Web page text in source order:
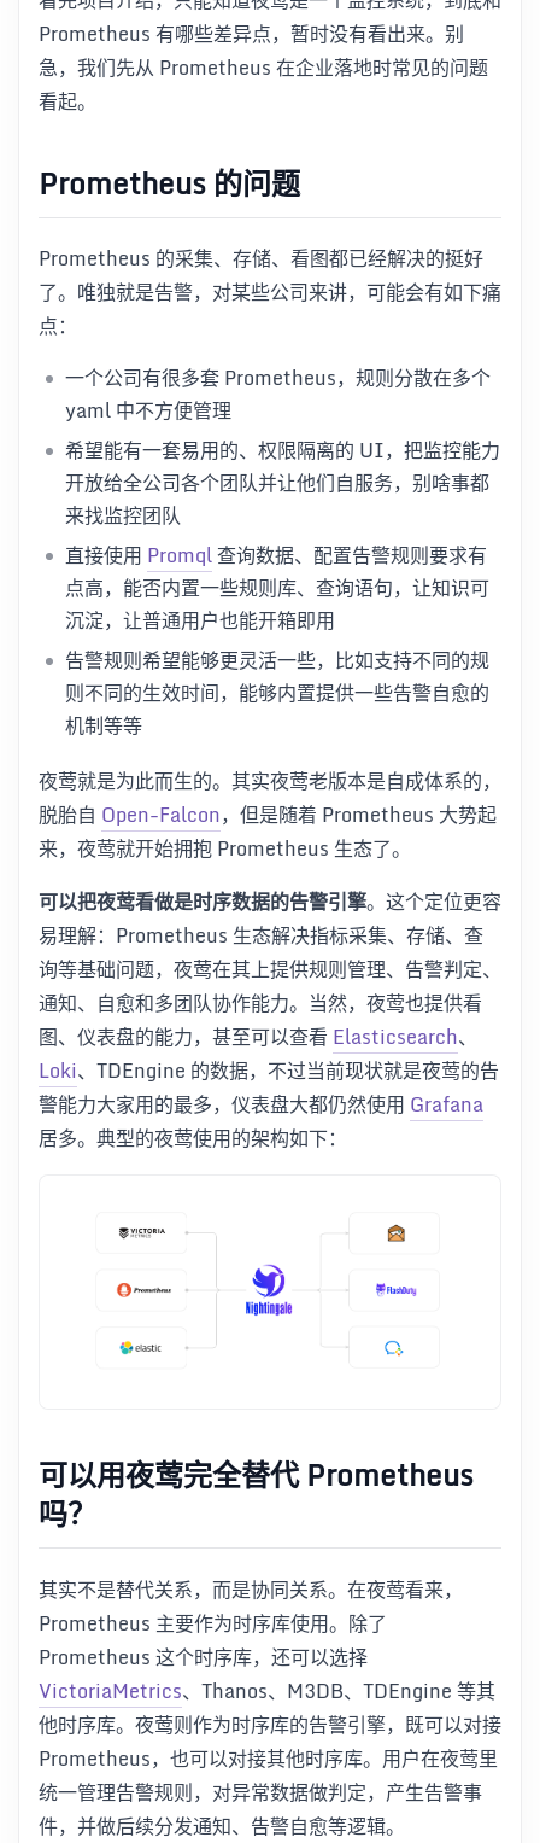
Prometheus 有哪些差异点，暂时没有看出来。别
急，我们先从 Prometheus 在企业落地时常见的问题
看起。
Prometheus 的问题
Prometheus 的采集、存储、看图都已经解决的挺好
了。唯独就是告警，对某些公司来讲，可能会有如下痛
点：
一个公司有很多套 Prometheus，规则分散在多个
yaml 中不方便管理
希望能有一套易用的、权限隔离的 UI，把监控能力
开放给全公司各个团队并让他们自服务，别啥事都
来找监控团队
直接使用 Promql查询数据、配置告警规则要求有
点高，能否内置一些规则库、查询语句，让知识可
沉淀，让普通用户也能开箱即用
告警规则希望能够更灵活一些，比如支持不同的规
则不同的生效时间，能够内置提供一些告警自愈的
机制等等
夜莺就是为此而生的。其实夜莺老版本是自成体系的，
脱胎自 Open-Falcon，但是随着 Prometheus 大势起
来，夜莺就开始拥抱 Prometheus 生态了。
可以把夜莺看做是时序数据的告警引擎。这个定位更容
易理解：Prometheus 生态解决指标采集、存储、查
询等基础问题，夜莺在其上提供规则管理、告警判定、
通知、自愈和多团队协作能力。当然，夜莺也提供看
图、仪表盘的能力，甚至可以查看 Elasticsearch、
Loki、TDEngine 的数据，不过当前现状就是夜莺的告
警能力大家用的最多，仪表盘大都仍然使用 Grafana
居多。典型的夜莺使用的架构如下：
可以用夜莺完全替代 Prometheus
吗？
其实不是替代关系，而是协同关系。在夜莺看来，
Prometheus 主要作为时序库使用。除了
Prometheus 这个时序库，还可以选择
VictoriaMetrics、Thanos、M3DB、TDEngine 等其
他时序库。夜莺则作为时序库的告警引擎，既可以对接
Prometheus，也可以对接其他时序库。用户在夜莺里
统一管理告警规则，对异常数据做判定，产生告警事
件，并做后续分发通知、告警自愈等逻辑。